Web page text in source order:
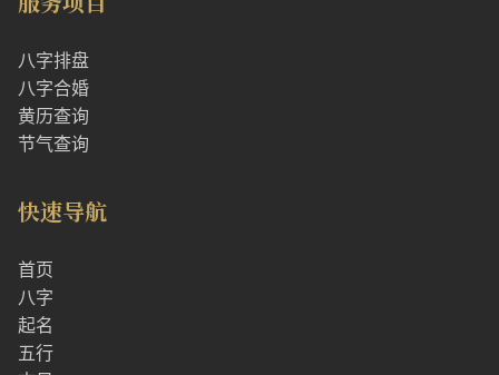
八字排盘
八字合婚
黄历查询
节气查询
快速导航
首页
八字
起名
五行